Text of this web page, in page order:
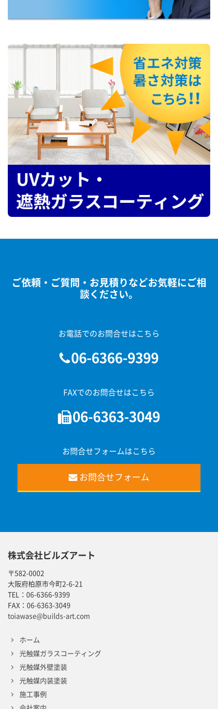
ご依頼・ご質問・お見積りなどお気軽にご相
談ください。
お電話でのお問合せはこちら
06-6366-9399
FAXでのお問合せはこちら
06-6363-3049
お問合せフォームはこちら
お問合せフォーム
株式会社ビルズアート
〒582-0002
大阪府柏原市今町2-6-21
TEL： 06-6366-9399
FAX： 06-6363-3049
toiawase@builds-art.com
ホーム
光触媒ガラスコーティング
光触媒外壁塗装
光触媒内装塗装
施工事例